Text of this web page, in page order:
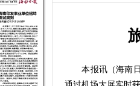
本报讯（海南日